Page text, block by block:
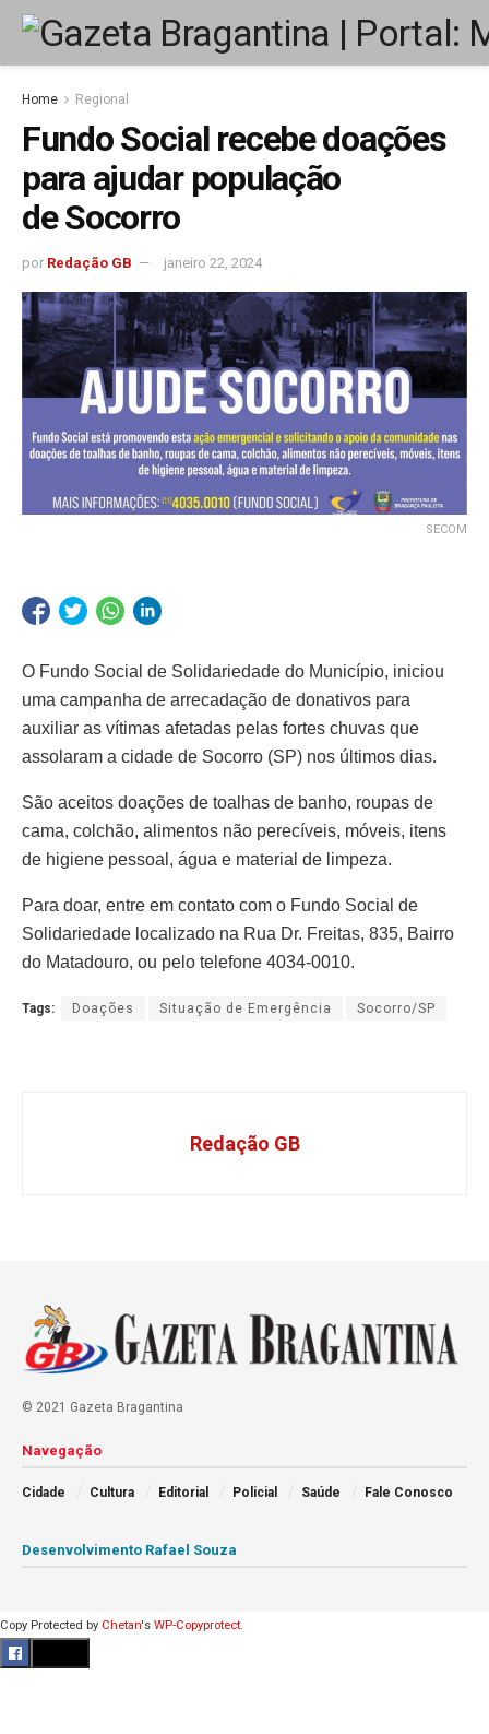
Home Regional
Fundo Social recebe doações
para ajudar população
de Socorro
por Redação GB janeiro 22, 2024
SECOM
O Fundo Social de Solidariedade do Município, iniciou
uma campanha de arrecadação de donativos para
auxiliar as vítimas afetadas pelas fortes chuvas que
assolaram a cidade de Socorro (SP) nos últimos dias.
São aceitos doações de toalhas de banho, roupas de
cama, colchão, alimentos não perecíveis, móveis, itens
de higiene pessoal, água e material de limpeza.
Para doar, entre em contato com o Fundo Social de
Solidariedade localizado na Rua Dr. Freitas, 835, Bairro
do Matadouro, ou pelo telefone 4034-0010.
Tags: Doações Situação de Emergência Socorro/SP
Redação GB
© 2021 Gazeta Bragantina
Navegação
Cidade Cultura Editorial Policial Saúde Fale Conosco
Desenvolvimento Rafael Souza
Copy Protected by Chetan's WP-Copyprotect.